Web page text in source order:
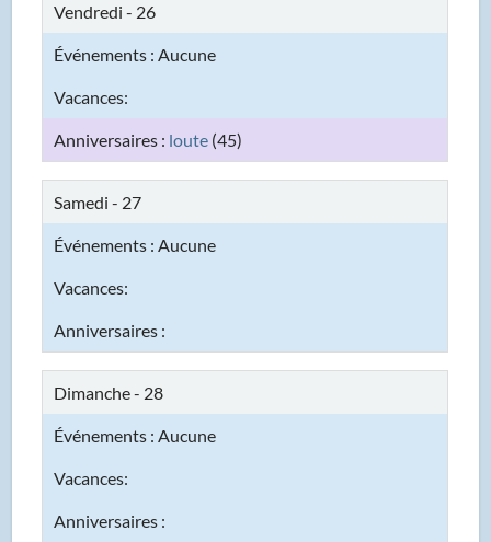
Vendredi - 26
loute (45)
Samedi - 27
Dimanche - 28